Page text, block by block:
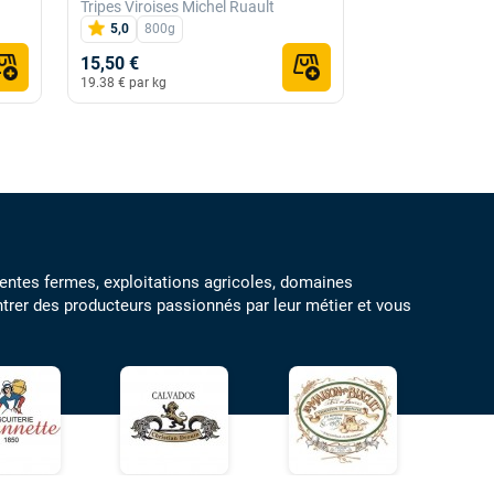
Tripes Viroises Michel Ruault
5,0 800g
15,50 €
19.38 € par kg
fermes, exploitations agricoles, domaines
des producteurs passionnés par leur métier et vous